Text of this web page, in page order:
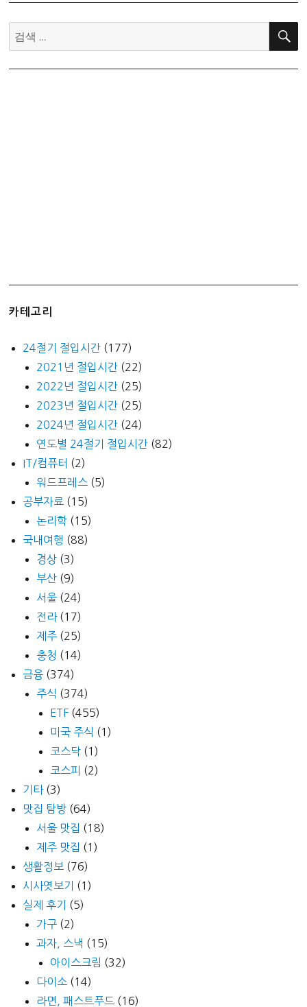
검
색:
검
카테고리
24절기 절입시간 (177)
2021년 절입시간 (22)
2022년 절입시간 (25)
2023년 절입시간 (25)
2024년 절입시간 (24)
연도별 24절기 절입시간 (82)
IT/컴퓨터 (2)
워드프레스 (5)
공부자료 (15)
논리학 (15)
국내여행 (88)
경상 (3)
부산 (9)
서울 (24)
전라(17)
제주 (25)
충청 (14)
금융 (374)
주식 (374)
ETF (455)
미국 주식 (1)
코스닥 (1)
코스피 (2)
기타(3)
맛집 탐방 (64)
서울 맛집 (18)
제주 맛집 (1)
생활정보 (76)
시사엿보기
(1)
실제 후기
(5)
가구 (2)
과자, 스낵 (15)
아이스크림 (32)
다이소 (14)
라면, 패스트푸드 (16)